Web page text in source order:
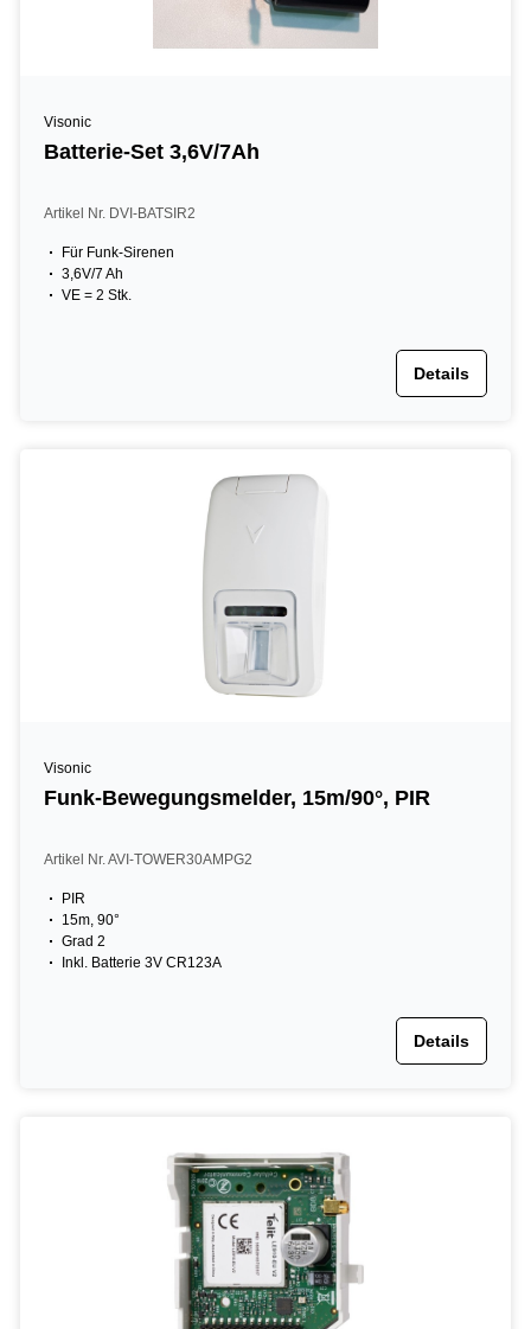
Visonic
Batterie-Set 3,6V/7Ah
Artikel Nr. DVI-BATSIR2
Für Funk-Sirenen
3,6V/7 Ah
VE = 2 Stk.
Details
Visonic
Funk-Bewegungsmelder, 15m/90°, PIR
Artikel Nr. AVI-TOWER30AMPG2
PIR
15m, 90°
Grad 2
Inkl. Batterie 3V CR123A
Details